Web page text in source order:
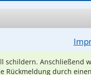
schildern. Anschließend
Rückmeldung durch